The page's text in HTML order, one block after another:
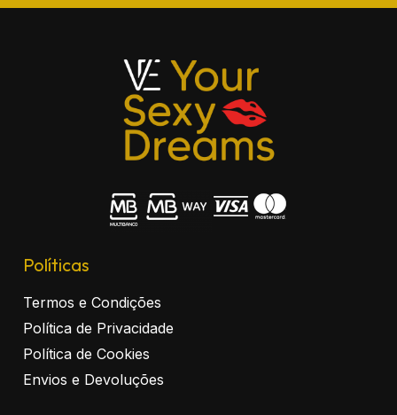
Políticas
Termos e Condições
Política de Privacidade
Política de Cookies
Envios e Devoluções